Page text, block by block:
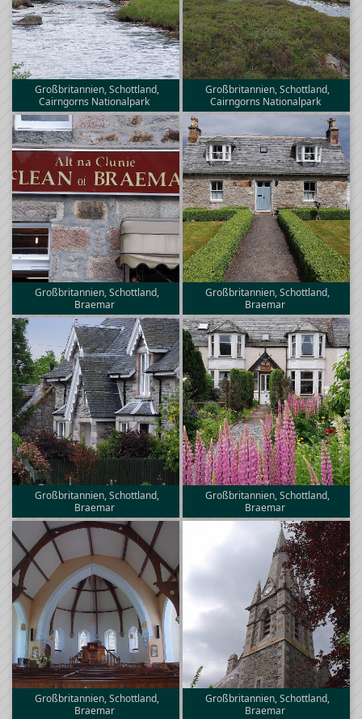
Großbritannien, Schottland,
Cairngorns Nationalpark
Großbritannien, Schottland,
Cairngorns Nationalpark
Großbritannien, Schottland,
Braemar
Großbritannien, Schottland,
Braemar
Großbritannien, Schottland,
Braemar
Großbritannien, Schottland,
Braemar
Großbritannien, Schottland,
Braemar
Großbritannien, Schottland,
Braemar